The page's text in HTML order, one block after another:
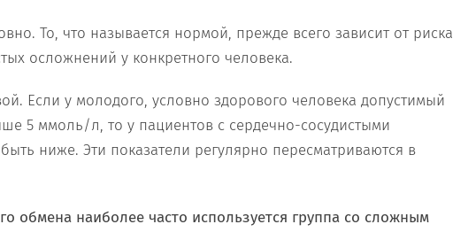
То, что называется нормой, прежде всего зависит от риска
осложнений у конкретного человека.
Если у молодого, условно здорового человека допустимый
5 ммоль/л, то у пациентов с сердечно-сосудистыми
ниже. Эти показатели регулярно пересматриваются в
обмена наиболее часто используется группа со сложным